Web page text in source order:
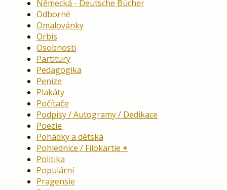
Německá - Deutsche Bücher
Odborné
Omalovánky
Orbis
Osobnosti
Partitury
Pedagogika
Peníze
Plakáty
Počítače
Podpisy / Autogramy / Dedikace
Poezie
Pohádky a dětská
Pohlednice / Filokartie
Politika
Populární
Pragensie